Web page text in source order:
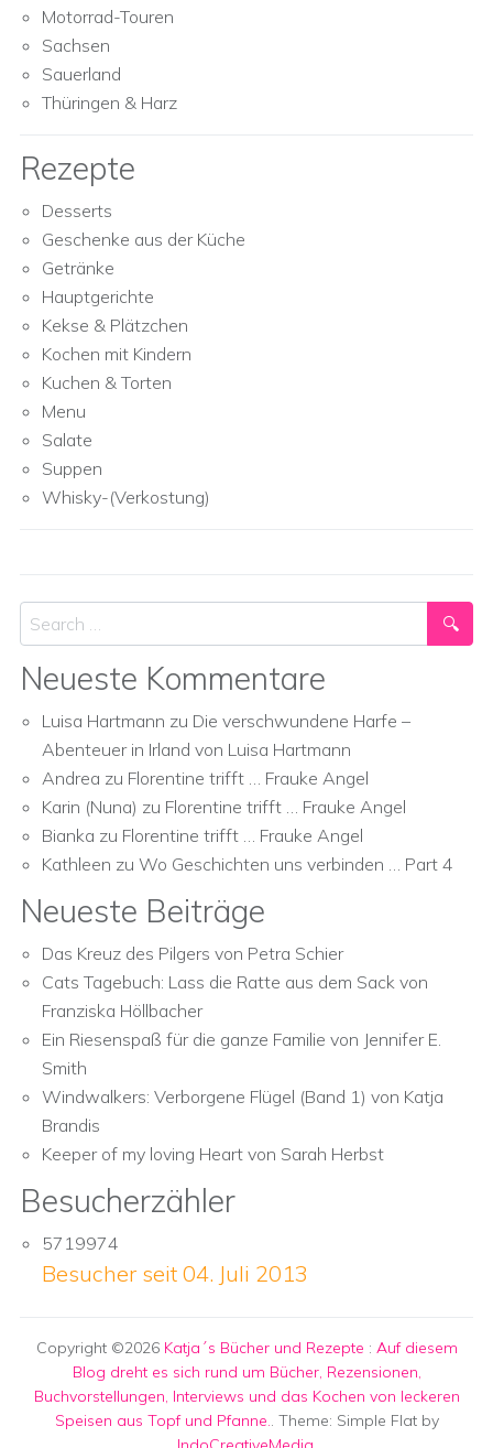
Motorrad-Touren
Sachsen
Sauerland
Thüringen & Harz
Rezepte
Desserts
Geschenke aus der Küche
Getränke
Hauptgerichte
Kekse & Plätzchen
Kochen mit Kindern
Kuchen & Torten
Menu
Salate
Suppen
Whisky-(Verkostung)
Search
Neueste Kommentare
Luisa Hartmann zu Die verschwundene Harfe –
Abenteuer in Irland von Luisa Hartmann
Andrea zu Florentine trifft … Frauke Angel
Karin (Nuna) zu Florentine trifft … Frauke Angel
Bianka zu Florentine trifft … Frauke Angel
Kathleen zu Wo Geschichten uns verbinden … Part 4
Neueste Beiträge
Das Kreuz des Pilgers von Petra Schier
Cats Tagebuch: Lass die Ratte aus dem Sack von
Franziska Höllbacher
Ein Riesenspaß für die ganze Familie von Jennifer E.
Smith
Windwalkers: Verborgene Flügel (Band 1) von Katja
Brandis
Keeper of my loving Heart von Sarah Herbst
Besucherzähler
5719974
Besucher seit 04. Juli 2013
Copyright ©2026 Katja´s Bücher und Rezepte : Auf diesem
Blog dreht es sich rund um Bücher, Rezensionen,
Buchvorstellungen, Interviews und das Kochen von leckeren
Speisen aus Topf und Pfanne.. Theme: Simple Flat by